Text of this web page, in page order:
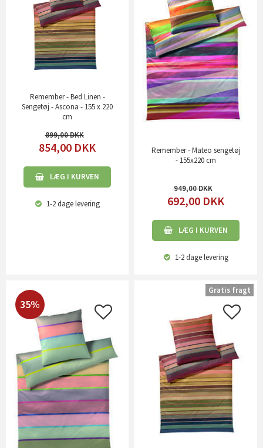
Remember - Bed Linen -
Sengetøj - Ascona - 155 x 220
cm
899,00
854,00 DKK
LÆG I KURVEN
1-2 dagelevering
Remember - Mateo sengetøj
- 155x220 cm
949,00
692,00 DKK
LÆG I KURVEN
1-2 dagelevering
35%
Gratis fragt